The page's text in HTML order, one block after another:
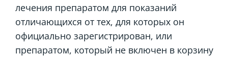
лечения препаратом для показаний
отличающихся от тех, для которых он
официально зарегистрирован, или
препаратом, который не включен в корзину